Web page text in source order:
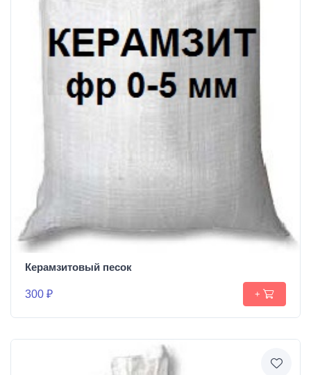
Керамзитовый песок
300 ₽ +